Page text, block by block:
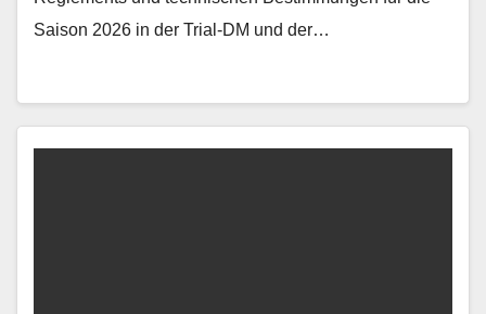
Saison 2026 in der Trial-DM und der…